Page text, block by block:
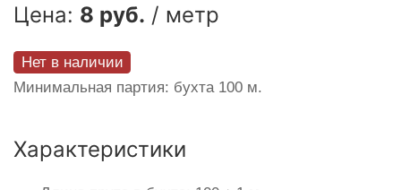
Цена: 8 руб. / метр
Нет в наличии
Минимальная партия: бухта 100 м.
Характеристики